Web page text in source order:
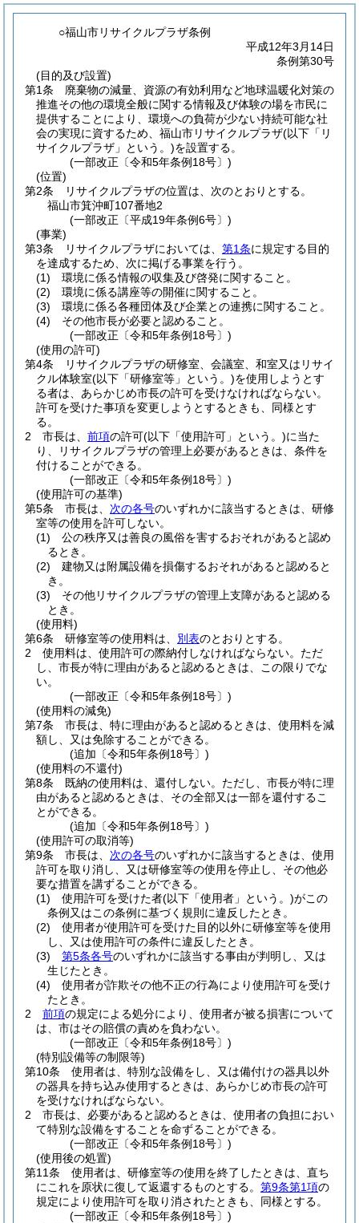
○福山市リサイクルプラザ条例
平成12年3月14日
条例第30号
(目的及び設置)
第1条
廃棄物の減量、資源の有効利用など地球温暖化対策の
推進その他の環境全般に関する情報及び体験の場を市民に
提供することにより、環境への負荷が少ない持続可能な社
会の実現に資するため、福山市リサイクルプラザ(以下「リ
サイクルプラザ」という。)を設置する。
(一部改正〔令和5年条例18号〕)
(位置)
第2条
リサイクルプラザの位置は、次のとおりとする。
福山市箕沖町107番地2
(一部改正〔平成19年条例6号〕)
(事業)
第3条
リサイクルプラザにおいては、 第1条に規定する目的
を達成するため、次に掲げる事業を行う。
(1)
環境に係る情報の収集及び啓発に関すること。
(2)
環境に係る講座等の開催に関すること。
(3)
環境に係る各種団体及び企業との連携に関すること。
(4)
その他市長が必要と認めること。
(一部改正〔令和5年条例18号〕)
(使用の許可)
第4条
リサイクルプラザの研修室、会議室、和室又はリサイ
クル体験室(以下「研修室等」という。)を使用しようとす
る者は、あらかじめ市長の許可を受けなければならない。
許可を受けた事項を変更しようとするときも、同様とす
る。
2
市長は、 前項の許可(以下「使用許可」という。)に当た
り、リサイクルプラザの管理上必要があるときは、条件を
付けることができる。
(一部改正〔令和5年条例18号〕)
(使用許可の基準)
第5条
市長は、 次の各号のいずれかに該当するときは、研修
室等の使用を許可しない。
(1)
公の秩序又は善良の風俗を害するおそれがあると認め
るとき。
(2)
建物又は附属設備を損傷するおそれがあると認めると
き。
(3)
その他リサイクルプラザの管理上支障があると認める
とき。
(使用料)
第6条
研修室等の使用料は、 別表のとおりとする。
2
使用料は、使用許可の際納付しなければならない。 ただ
し、市長が特に理由があると認めるときは、この限りでな
い。
(一部改正〔令和5年条例18号〕)
(使用料の減免)
第7条
市長は、特に理由があると認めるときは、使用料を減
額し、又は免除することができる。
(追加〔令和5年条例18号〕)
(使用料の不還付)
第8条
既納の使用料は、還付しない。 ただし、市長が特に理
由があると認めるときは、その全部又は一部を還付するこ
とができる。
(追加〔令和5年条例18号〕)
(使用許可の取消等)
第9条
市長は、 次の各号のいずれかに該当するときは、使用
許可を取り消し、又は研修室等の使用を停止し、その他必
要な措置を講ずることができる。
(1)
使用許可を受けた者(以下「使用者」という。)がこの
条例又はこの条例に基づく規則に違反したとき。
(2)
使用者が使用許可を受けた目的以外に研修室等を使用
し、又は使用許可の条件に違反したとき。
(3)
第5条各号のいずれかに該当する事由が判明し、又は
生じたとき。
(4)
使用者が詐欺その他不正の行為により使用許可を受け
たとき。
2
前項の規定による処分により、使用者が被る損害について
は、市はその賠償の責めを負わない。
(一部改正〔令和5年条例18号〕)
(特別設備等の制限等)
第10条
使用者は、特別な設備をし、又は備付けの器具以外
の器具を持ち込み使用するときは、あらかじめ市長の許可
を受けなければならない。
2
市長は、必要があると認めるときは、使用者の負担におい
て特別な設備をすることを命ずることができる。
(一部改正〔令和5年条例18号〕)
(使用後の処置)
第11条
使用者は、研修室等の使用を終了したときは、直ち
にこれを原状に復して返還するものとする。 第9条第1項の
規定により使用許可を取り消されたときも、同様とする。
(一部改正〔令和5年条例18号〕)